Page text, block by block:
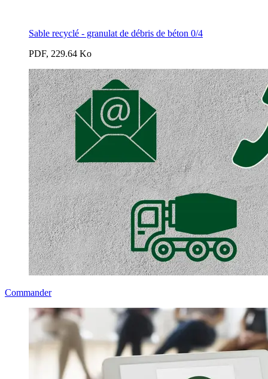
Sable recyclé - granulat de débris de béton 0/4
PDF, 229.64 Ko
Commander